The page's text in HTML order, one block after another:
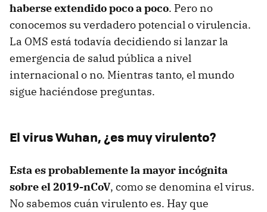
haberse extendido poco a poco. Pero no
conocemos su verdadero potencial o virulencia.
La OMS está todavía decidiendo si lanzar la
emergencia de salud pública a nivel
internacional o no. Mientras tanto, el mundo
sigue haciéndose preguntas.
El virus Wuhan, ¿es muy virulento?
Esta es probablemente la mayor incógnita
sobre el 2019-nCoV, como se denomina el virus.
No sabemos cuán virulento es. Hay que